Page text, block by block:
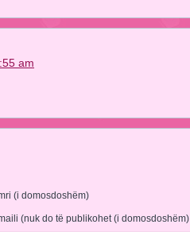
am
(i domosdoshëm)
(nuk do të publikohet (i domosdoshëm)